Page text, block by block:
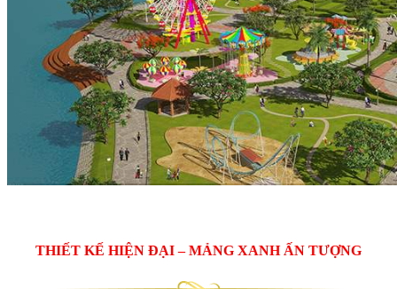
THIẾT KẾ HIỆN ĐẠI – MẢNG XANH ẤN TƯỢNG